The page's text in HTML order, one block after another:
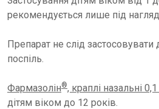
рекомендується лише під
Препарат не слід
поспіль.
Фармазолін®, краплі назальні 0,1
дітям віком до 12 років.